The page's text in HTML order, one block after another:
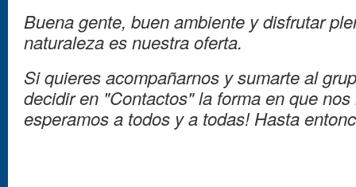
Buena gente, buen ambiente y disfrutar
naturaleza es nuestra oferta.
Si quieres acompañarnos y sumarte al
decidir en "Contactos" la forma en que
esperamos a todos y a todas! Hasta